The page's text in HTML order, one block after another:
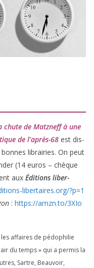
chute de Matzneff à une
de l’après-68 est dis­
librai­ries. On peut
(14 euros – chèque
aux Éditions liber­
liber​taires​.org/​?​p​=​1
: https://​amzn​.to/​3​X​I​o​
les affaires de pédo­phi­lie
du temps » qui a per­mis la
Sartre, Beauvoir,